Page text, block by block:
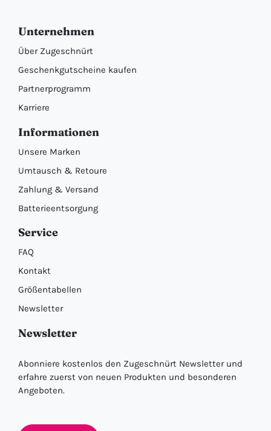
Unternehmen
Über Zugeschnürt
Geschenkgutscheine kaufen
Partnerprogramm
Karriere
Informationen
Unsere Marken
Umtausch & Retoure
Zahlung & Versand
Batterieentsorgung
Service
FAQ
Kontakt
Größentabellen
Newsletter
Newsletter
Abonniere kostenlos den Zugeschnürt Newsletter und
erfahre zuerst von neuen Produkten und besonderen
Angeboten.